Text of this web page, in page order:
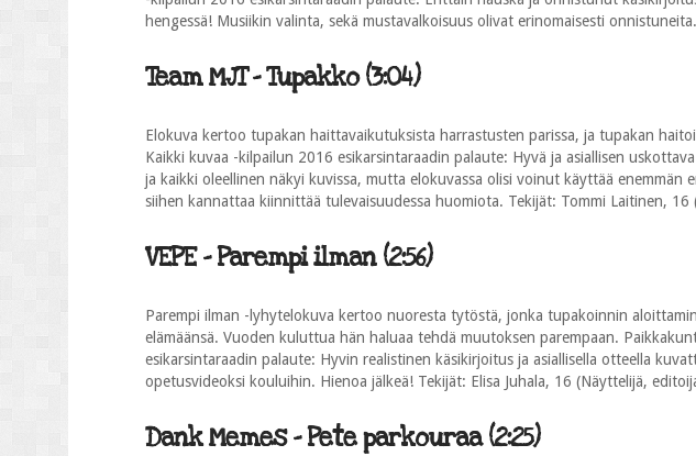
hengessä! Musiikin valinta, sekä mustavalkoisuus olivat erinomaisesti
Team MJT - Tupakko (3:04)
Elokuva kertoo tupakan haittavaikutuksista harrastusten parissa, ja tupakan
Kaikki kuvaa -kilpailun 2016 esikarsintaraadin palaute: Hyvä ja asiallisen
ja kaikki oleellinen näkyi kuvissa, mutta elokuvassa olisi voinut käyttää enemmän
siihen kannattaa kiinnittää tulevaisuudessa huomiota. Tekijät: Tommi Laitinen,
VEPE - Parempi ilman (2:56)
Parempi ilman -lyhytelokuva kertoo nuoresta tytöstä, jonka tupakoinnin
elämäänsä. Vuoden kuluttua hän haluaa tehdä muutoksen parempaan.
esikarsintaraadin palaute: Hyvin realistinen käsikirjoitus ja asiallisella otteella
opetusvideoksi kouluihin. Hienoa jälkeä! Tekijät: Elisa Juhala, 16 (Näyttelijä,
Dank Memes - Pete parkouraa (2:25)